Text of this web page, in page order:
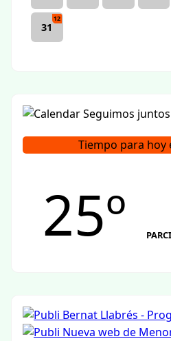
31
12
Tiempo para hoy
25º